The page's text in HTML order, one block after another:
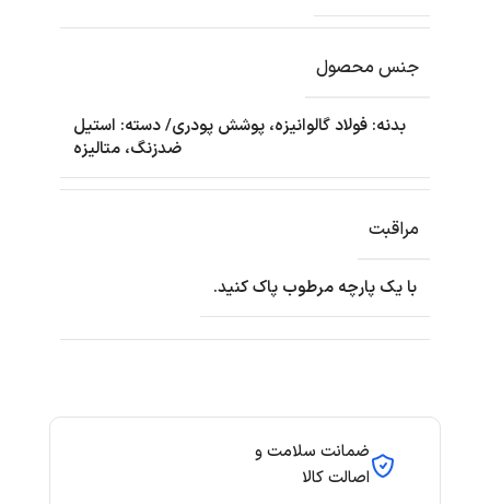
ضمانت سلامت و
اصالت کالا
جنس محصول
بدنه: فولاد گالوانیزه، پوشش پودری/ دسته: استیل
ضدزنگ، متالیزه
مراقبت
با یک پارچه مرطوب پاک کنید.